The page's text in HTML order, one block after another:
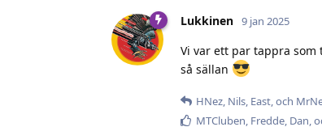
Lukkinen 9 jan 2025
Vi var ett par tappra
så sällan
HNez, Nils, East, och
MTCluben, Fredde, Dan,